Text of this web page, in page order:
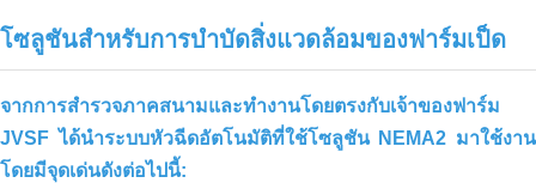
โซลูชันสำหรับการบำบัดสิ่งแวดล้อมของฟาร์มเป็ด
จากการสำรวจภาคสนามและทำงานโดยตรงกับเจ้าของฟาร์ม
JVSF ได้นำระบบหัวฉีดอัตโนมัติที่ใช้โซลูชัน NEMA2 มาใช้งาน
โดยมีจุดเด่นดังต่อไปนี้:
คาร์บอนอินทรีย์มีจำหน่ายในแอฟริกา